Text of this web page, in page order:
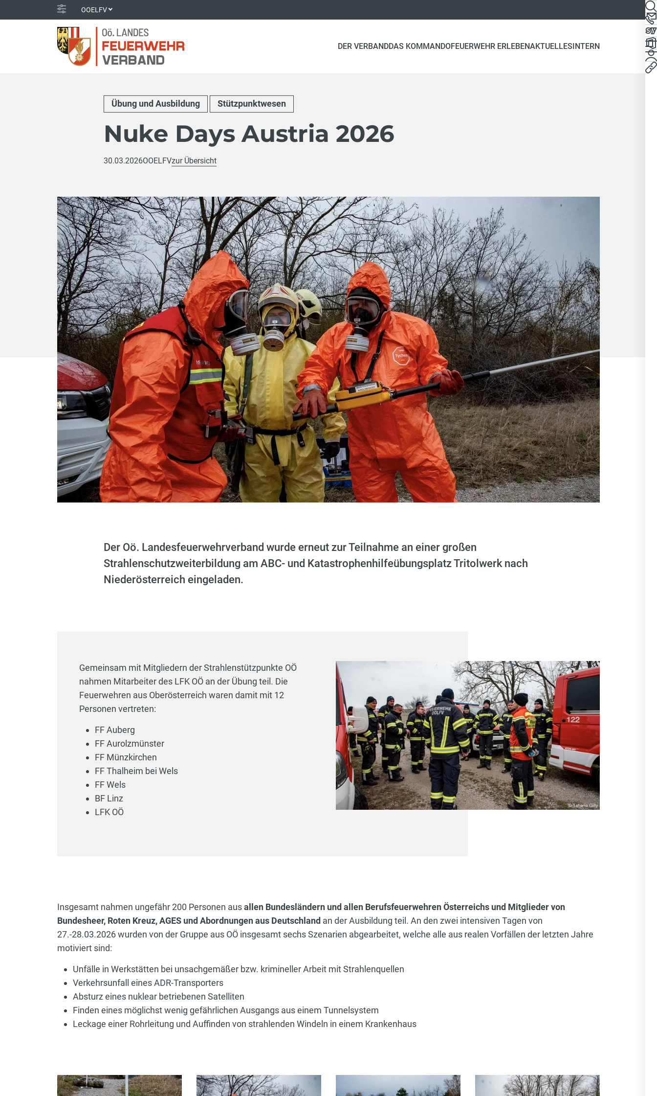
OOELFV
DER VERBANDDAS KOMMANDOFEUERWEHR ERLEBENAKTUELLESINTERN
Übung und Ausbildung Stützpunktwesen
Nuke Days Austria 2026
30.03.2026OOELFVzur Übersicht
Der Oö. Landesfeuerwehrverband wurde erneut zur Teilnahme an einer großen
Strahlenschutzweiterbildung am ABC- und Katastrophenhilfeübungsplatz Tritolwerk nach
Niederösterreich eingeladen.
Gemeinsam mit Mitgliedern der Strahlenstützpunkte OÖ
nahmen Mitarbeiter des LFK OÖ an der Übung teil. Die
Feuerwehren aus Oberösterreich waren damit mit 12
Personen vertreten:
FF Auberg
FF Aurolzmünster
FF Münzkirchen
FF Thalheim bei Wels
FF Wels
BF Linz
LFK OÖ
Insgesamt nahmen ungefähr 200 Personen ausallen Bundesländern und allen Berufsfeuerwehren Österreichs und Mitglieder von
Bundesheer, Roten Kreuz, AGES und Abordnungen aus Deutschland an der Ausbildung teil. An den zwei intensiven Tagen von
27.-28.03.2026 wurden von der Gruppe aus OÖ insgesamt sechs Szenarien abgearbeitet, welche alle aus realen Vorfällen der letzten Jahre
motiviert sind:
Unfälle in Werkstätten bei unsachgemäßer bzw. krimineller Arbeit mit Strahlenquellen
Verkehrsunfall eines ADR-Transporters
Absturz eines nuklear betriebenen Satelliten
Finden eines möglichst wenig gefährlichen Ausgangs aus einem Tunnelsystem
Leckage einer Rohrleitung und Auffinden von strahlenden Windeln in einem Krankenhaus